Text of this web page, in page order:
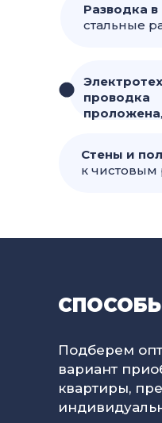
Стены и
к чистовым
Разводка
стальные
проводка
проложена
Подберем
вариант
квартиры,